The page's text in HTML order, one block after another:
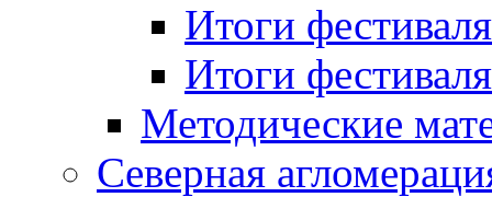
Итоги
Итоги
Методические
Северная